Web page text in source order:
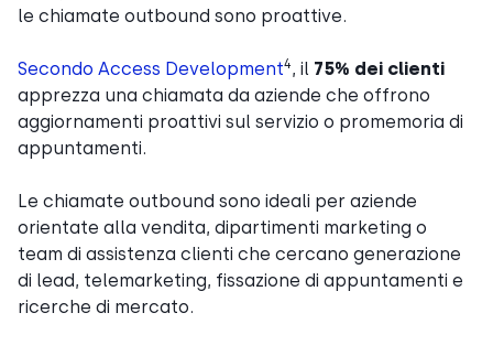
le chiamate outbound sono proattive.
Secondo Access Development4, il 75% dei clienti
apprezza una chiamata da aziende che offrono
aggiornamenti proattivi sul servizio o promemoria di
appuntamenti.
Le chiamate outbound sono ideali per aziende
orientate alla vendita, dipartimenti marketing o
team di assistenza clienti che cercano generazione
di lead, telemarketing, fissazione di appuntamenti e
ricerche di mercato.